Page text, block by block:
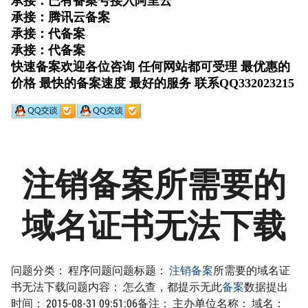
注销备案所需要的
域名证书无法下载
问题分类： 程序问题问题标题： 注销备案所需要的域名证
书无法下载问题内容： 怎么查，都提示无此备案数据提出
时间： 2015-08-31 09:51:06备注： 主办单位名称： 域名：